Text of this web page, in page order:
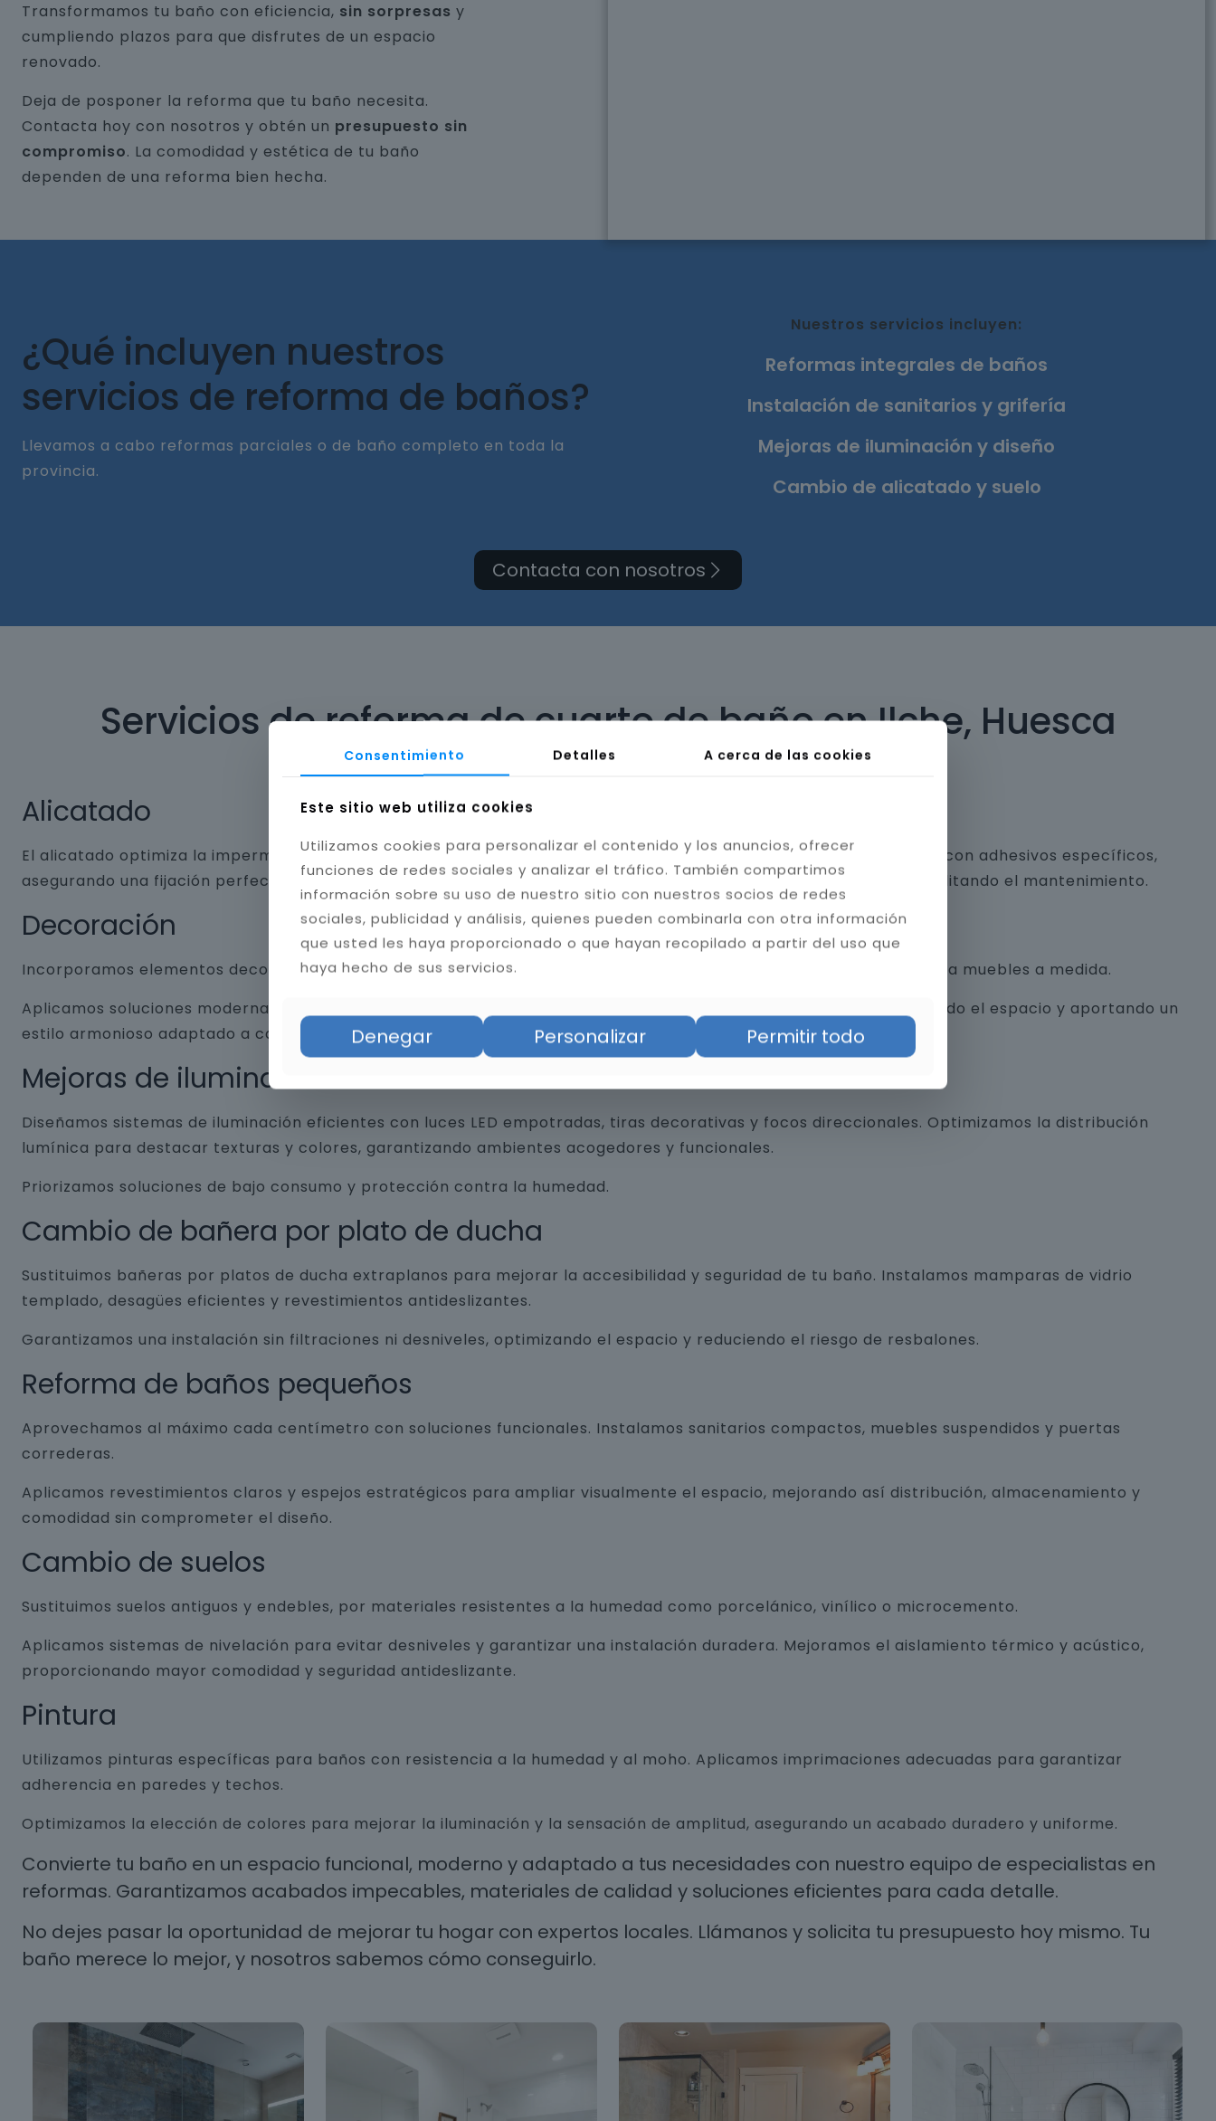
Transformamos tu baño con eficiencia, sin sorpresas y
cumpliendo plazos para que disfrutes de un espacio
renovado.
Deja de posponer la reforma que tu baño necesita.
Contacta hoy con nosotros y obtén un presupuesto sin
compromiso. La comodidad y estética de tu baño
dependen de una reforma bien hecha.
¿Qué incluyen nuestros
servicios de reforma de baños?
Llevamos a cabo reformas parciales o de baño completo en toda la
provincia.
Nuestros servicios incluyen:
Reformas integrales de baños
Instalación de sanitarios y grifería
Mejoras de iluminación y diseño
Cambio de alicatado y suelo
Contacta con nosotros
Servicios de reforma de cuarto de baño en Ilche, Huesca
Alicatado
El alicatado optimiza la impermeabilidad y durabilidad del baño. Instalamos cerámica, porcelánico y piedra natural con adhesivos específicos,
asegurando una fijación perfecta. Aplicamos juntas resistentes a la humedad y hongos, mejorando la estética y facilitando el mantenimiento.
Decoración
Incorporamos elementos decorativos que combinan funcionalidad y diseño, desde revestimientos con texturas hasta muebles a medida.
Aplicamos soluciones modernas como nichos empotrados, espejos retroiluminados y grifería minimalista, optimizando el espacio y aportando un
estilo armonioso adaptado a cada baño.
Mejoras de iluminación
Diseñamos sistemas de iluminación eficientes con luces LED empotradas, tiras decorativas y focos direccionales. Optimizamos la distribución
lumínica para destacar texturas y colores, garantizando ambientes acogedores y funcionales.
Priorizamos soluciones de bajo consumo y protección contra la humedad.
Cambio de bañera por plato de ducha
Sustituimos bañeras por platos de ducha extraplanos para mejorar la accesibilidad y seguridad de tu baño. Instalamos mamparas de vidrio
templado, desagües eficientes y revestimientos antideslizantes.
Garantizamos una instalación sin filtraciones ni desniveles, optimizando el espacio y reduciendo el riesgo de resbalones.
Reforma de baños pequeños
Aprovechamos al máximo cada centímetro con soluciones funcionales. Instalamos sanitarios compactos, muebles suspendidos y puertas
correderas.
Aplicamos revestimientos claros y espejos estratégicos para ampliar visualmente el espacio, mejorando así distribución, almacenamiento y
comodidad sin comprometer el diseño.
Cambio de suelos
Sustituimos suelos antiguos y endebles, por materiales resistentes a la humedad como porcelánico, vinílico o microcemento.
Aplicamos sistemas de nivelación para evitar desniveles y garantizar una instalación duradera. Mejoramos el aislamiento térmico y acústico,
proporcionando mayor comodidad y seguridad antideslizante.
Pintura
Utilizamos pinturas específicas para baños con resistencia a la humedad y al moho. Aplicamos imprimaciones adecuadas para garantizar
adherencia en paredes y techos.
Optimizamos la elección de colores para mejorar la iluminación y la sensación de amplitud, asegurando un acabado duradero y uniforme.
Convierte tu baño en un espacio funcional, moderno y adaptado a tus necesidades con nuestro equipo de especialistas en
reformas. Garantizamos acabados impecables, materiales de calidad y soluciones eficientes para cada detalle.
No dejes pasar la oportunidad de mejorar tu hogar con expertos locales. Llámanos y solicita tu presupuesto hoy mismo. Tu
baño merece lo mejor, y nosotros sabemos cómo conseguirlo.
Consentimiento Detalles A cerca de las cookies
Este sitio web utiliza cookies
Utilizamos cookies para personalizar el contenido y los anuncios, ofrecer
funciones de redes sociales y analizar el tráfico. También compartimos
información sobre su uso de nuestro sitio con nuestros socios de redes
sociales, publicidad y análisis, quienes pueden combinarla con otra información
que usted les haya proporcionado o que hayan recopilado a partir del uso que
haya hecho de sus servicios.
Denegar Personalizar Permitir todo